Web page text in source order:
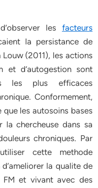
les facteurs
la persistance de
(2011), les actions
et d’autogestion sont
les plus efficaces
Conformement,
les autosoins bases
la chercheuse dans sa
chroniques. Par
cette methode
la qualite de
et vivant avec des